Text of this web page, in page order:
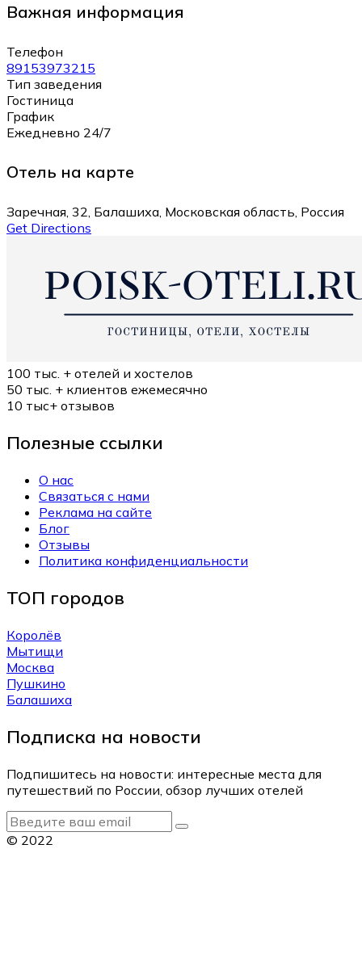
Важная информация
Телефон
89153973215
Тип заведения
Гостиница
График
Ежедневно 24/7
Отель на карте
Заречная, 32, Балашиха, Московская область, Россия
Get Directions
100 тыс. + отелей и хостелов
50 тыс. + клиентов ежемесячно
10 тыс+ отзывов
Полезные ссылки
О нас
Связаться с нами
Реклама на сайте
Блог
Отзывы
Политика конфиденциальности
ТОП городов
Королёв
Мытищи
Москва
Пушкино
Балашиха
Подписка на новости
Подпишитесь на новости: интересные места для
путешествий по России, обзор лучших отелей
© 2022